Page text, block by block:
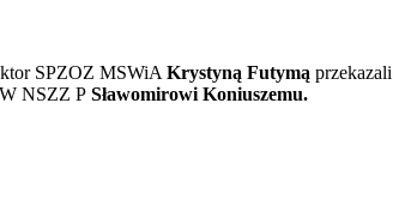
SPZOZ MSWiA Krystyną Futymą przekazali
NSZZ P Sławomirowi Koniuszemu.